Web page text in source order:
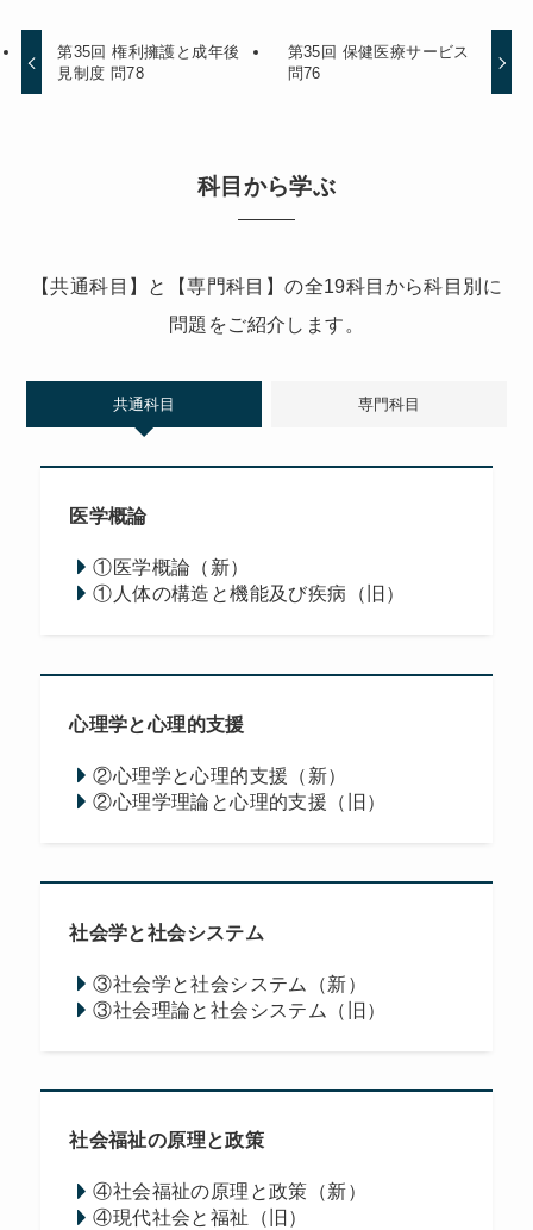
第35回 権利擁護と成年後
見制度 問78
第35回 保健医療サービス
問76
科目から学ぶ
【共通科目】と【専門科目】の全19科目から科目別に
問題をご紹介します。
共通科目 専門科目
医学概論
①医学概論（新）
①人体の構造と機能及び疾病（旧）
心理学と心理的支援
②心理学と心理的支援（新）
②心理学理論と心理的支援（旧）
社会学と社会システム
③社会学と社会システム（新）
③社会理論と社会システム（旧）
社会福祉の原理と政策
④社会福祉の原理と政策（新）
④現代社会と福祉（旧）